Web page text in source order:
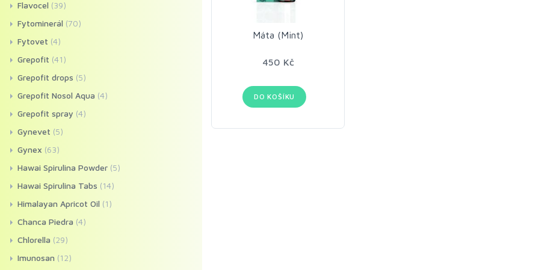
Máta (Mint)
450 Kč
DO KOŠÍKU
Flavocel (39)
Fytominerál (70)
Fytovet (4)
Grepofit (41)
Grepofit drops (5)
Grepofit Nosol Aqua (4)
Grepofit spray (4)
Gynevet (5)
Gynex (63)
Hawai Spirulina Powder (5)
Hawai Spirulina Tabs (14)
Himalayan Apricot Oil (1)
Chanca Piedra (4)
Chlorella (29)
Imunosan (12)